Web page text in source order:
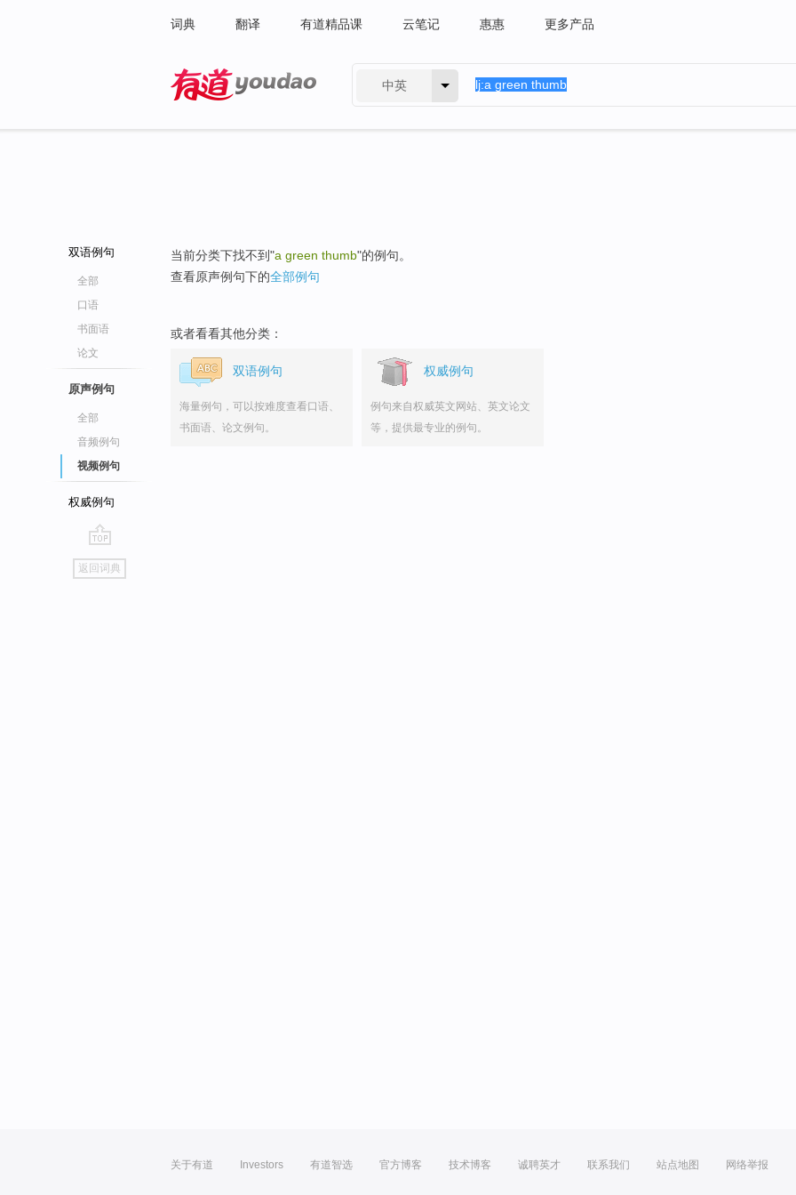
词典 翻译 有道精品课 云笔记 惠惠 更多产品
中英
双语例句
全部
口语
书面语
论文
原声例句
全部
音频例句
视频例句
权威例句
go
top
返回词典
当前分类下找不到"a green thumb"的例句。
查看原声例句下的全部例句
或者看看其他分类：
双语例句
海量例句，可以按难度查看口语、
书面语、论文例句。
权威例句
例句来自权威英文网站、英文论文
等，提供最专业的例句。
关于有道 Investors 有道智选 官方博客 技术博客 诚聘英才 联系我们 站点地图 网络举报